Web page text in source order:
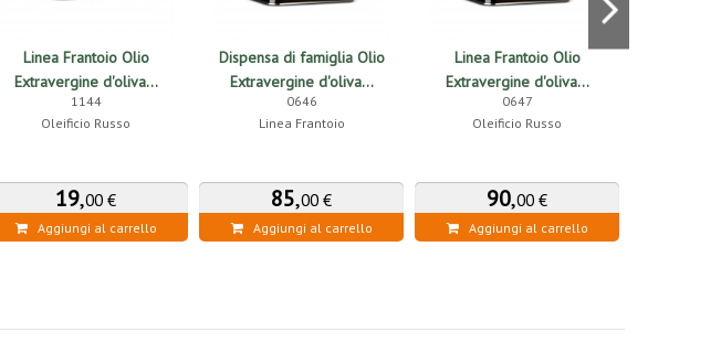
Linea Frantoio Olio
Extravergine d'oliva...
1144
Oleificio Russo
19,00 €
Aggiungi al carrello
Dispensa di famiglia Olio
Extravergine d'oliva...
0646
Linea Frantoio
85,00 €
Aggiungi al carrello
Linea Frantoio Olio
Extravergine d'oliva...
0647
Oleificio Russo
90,00 €
Aggiungi al carrello